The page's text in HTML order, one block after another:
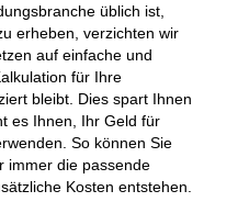
üblich ist,
erheben, verzichten wir
auf einfache und
für Ihre
bleibt. Dies spart Ihnen
es Ihnen, Ihr Geld für
So können Sie
immer die passende
Kosten entstehen.